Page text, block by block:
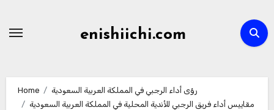
enishiichi.com
Home
رؤى أداء الرجبي في المملكة العربية السعودية
مقاييس أداء فريق الرجبي للأندية المحلية في المملكة العربية السعودية